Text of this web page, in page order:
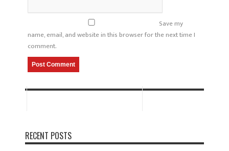
Save my
name, email, and website in this browser for the next time I
comment.
RECENT POSTS